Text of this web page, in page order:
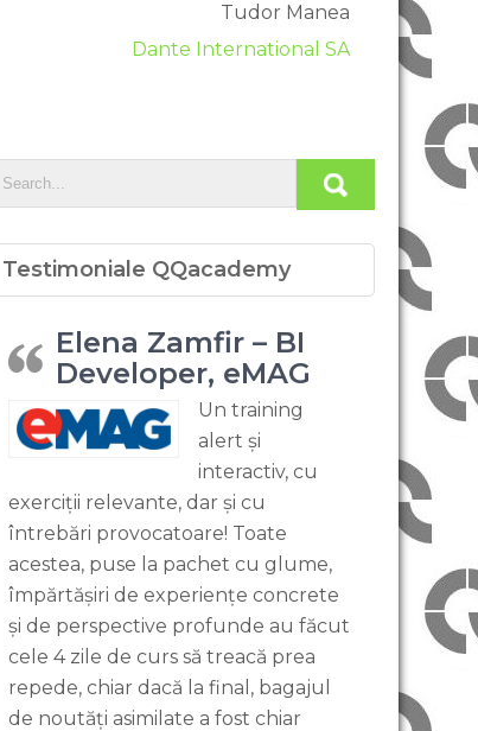
Tudor Manea
Dante International SA
Testimoniale QQacademy
Elena Zamfir – BI
Developer, eMAG
Un training
alert și
interactiv, cu
exerciții relevante, dar și cu
întrebări provocatoare! Toate
acestea, puse la pachet cu glume,
împărtășiri de experiențe concrete
și de perspective profunde au făcut
cele 4 zile de curs să treacă prea
repede, chiar dacă la final, bagajul
de noutăți asimilate a fost chiar